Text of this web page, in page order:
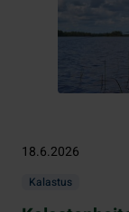
18.6.2026
Kalastus